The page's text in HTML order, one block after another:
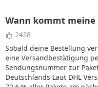
Wann kommt meine
2428
Sobald deine Bestellung
eine Versandbestätigung
Sendungsnummer zur
Deutschlands Laut DHL